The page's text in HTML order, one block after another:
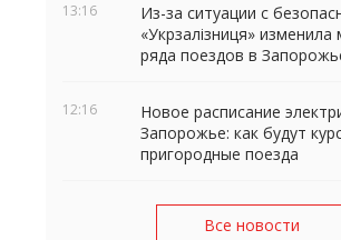
13:16
Из-за ситуации с
«Укрзалізниця»
ряда поездов в
12:16
Новое расписание
Запорожье: как будут
пригородные поезда
Все новости